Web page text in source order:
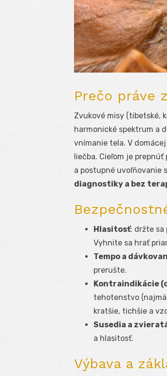
Prečo práve
Zvukové misy (tibetské,
harmonické spektrum a
vnímanie tela. V
liečba. Cieľom je
a postupné uvoľňovanie
diagnostiky a bez
Hlasitosť: držte sa
Vyhnite sa hrať
Tempo a
prerušte.
Kontraindikácie
tehotenstvo
kratšie, tichšie a
Susedia a
a hlasitosť.
Výbava a